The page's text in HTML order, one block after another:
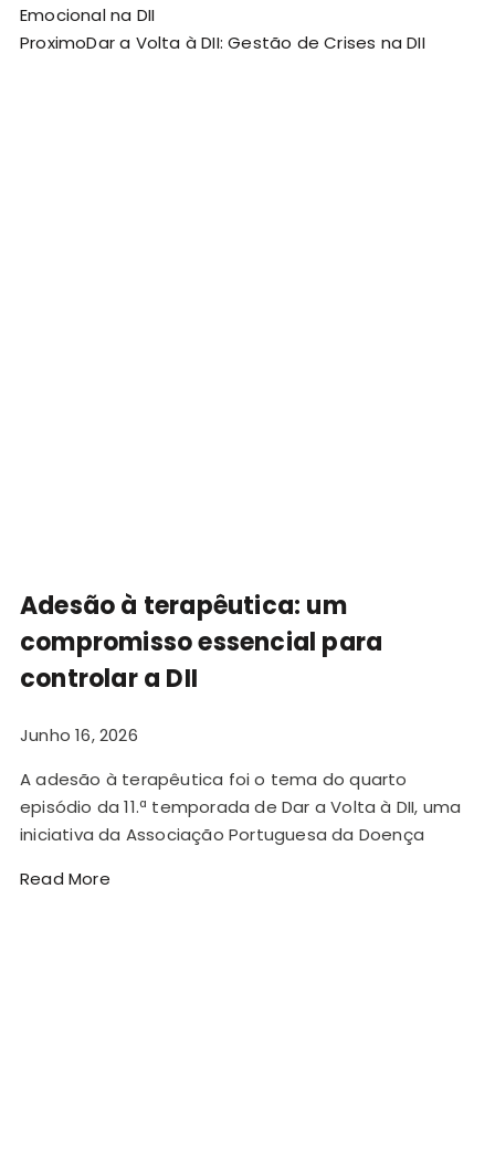
Emocional na DII
ProximoDar a Volta à DII: Gestão de Crises na DII
Adesão à terapêutica: um
compromisso essencial para
controlar a DII
Junho 16, 2026
A adesão à terapêutica foi o tema do quarto
episódio da 11.ª temporada de Dar a Volta à DII, uma
iniciativa da Associação Portuguesa da Doença
Read More